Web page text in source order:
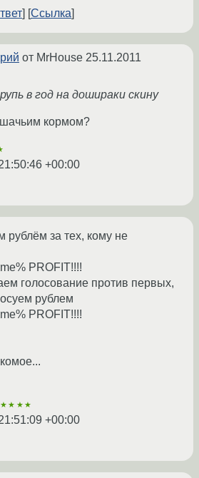
Ссылка
от MrHouse 25.11.2011
в год на дошираки скину
кормом?
+00:00
рублём за тех, кому не
PROFIT!!!!
голосование против первых,
рублем
PROFIT!!!!
+00:00